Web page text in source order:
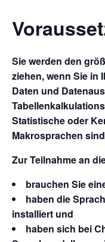
Sie werden den
ziehen, wenn Sie in
Daten und
Statistische oder
Makrosprachen
Zur Teilnahme an
brauchen Sie
haben die
installiert und
haben sich bei